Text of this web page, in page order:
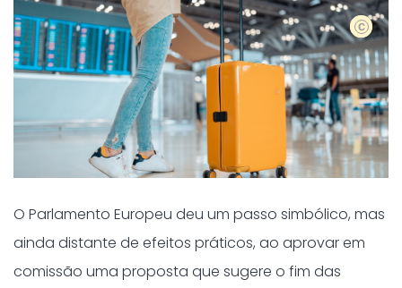
O Parlamento Europeu deu um passo simbólico, mas
ainda distante de efeitos práticos, ao aprovar em
comissão uma proposta que sugere o fim das